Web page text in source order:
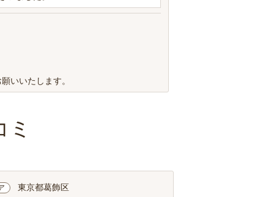
いいたします。
東京都葛飾区